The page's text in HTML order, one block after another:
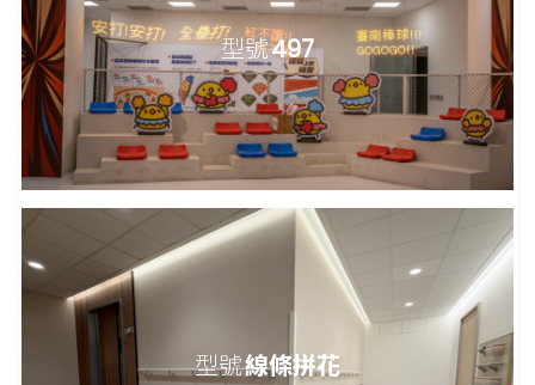
型號497
型號線條拼花